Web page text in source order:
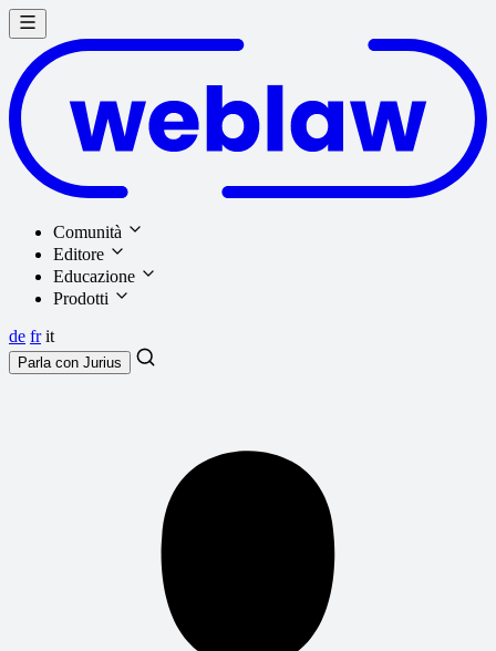
Comunità
Editore
Educazione
Prodotti
de fr it
Parla con Jurius